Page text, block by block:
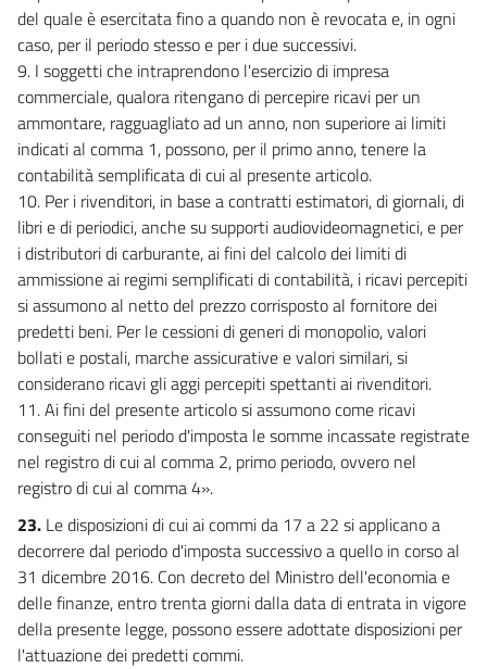
del quale è esercitata fino a quando non è revocata e, in ogni
caso, per il periodo stesso e per i due successivi.
9. I soggetti che intraprendono l'esercizio di impresa
commerciale, qualora ritengano di percepire ricavi per un
ammontare, ragguagliato ad un anno, non superiore ai limiti
indicati al comma 1, possono, per il primo anno, tenere la
contabilità semplificata di cui al presente articolo.
10. Per i rivenditori, in base a contratti estimatori, di giornali, di
libri e di periodici, anche su supporti audiovideomagnetici, e per
i distributori di carburante, ai fini del calcolo dei limiti di
ammissione ai regimi semplificati di contabilità, i ricavi percepiti
si assumono al netto del prezzo corrisposto al fornitore dei
predetti beni. Per le cessioni di generi di monopolio, valori
bollati e postali, marche assicurative e valori similari, si
considerano ricavi gli aggi percepiti spettanti ai rivenditori.
11. Ai fini del presente articolo si assumono come ricavi
conseguiti nel periodo d'imposta le somme incassate registrate
nel registro di cui al comma 2, primo periodo, ovvero nel
registro di cui al comma 4».
23. Le disposizioni di cui ai commi da 17 a 22 si applicano a
decorrere dal periodo d'imposta successivo a quello in corso al
31 dicembre 2016. Con decreto del Ministro dell'economia e
delle finanze, entro trenta giorni dalla data di entrata in vigore
della presente legge, possono essere adottate disposizioni per
l'attuazione dei predetti commi.